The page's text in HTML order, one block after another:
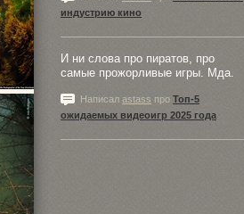
индустрию кино
И ни слова про пиратов, про
самые прожорливые игры. Мда.
Написал astass про Топ-5
ожидаемых видеоигр 2025 года